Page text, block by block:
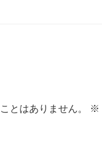
とはありません。 ※